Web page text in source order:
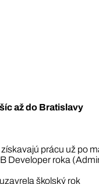
až do Bratislavy
prácu už po
Developer roka
školský rok